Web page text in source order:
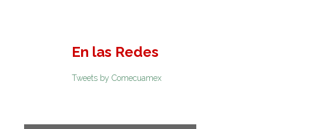
En las Redes
Tweets by Comecuamex